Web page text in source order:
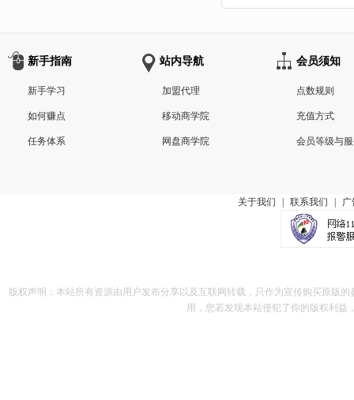
新手指南
新手学习
如何赚点
任务体系
站内导航
加盟代理
移动商学院
网盘商学院
会员须知
点数规则
充值方式
会员等级与
关于我们 联系我们 广
版权声明：本站所有资源由用户发布分享以及互联网转载，只作为宣传购买原版
用，您若发现本站侵犯了你的版权利益